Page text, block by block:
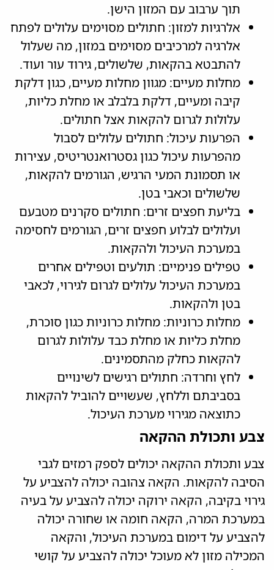
תוך ערבוב עם המזון הישן.
אלרגיות למזון: חתולים מסוימים עלולים לפתח
אלרגיה למרכיבים מסוימים במזון, מה שעלול
להתבטא בהקאות, שלשולים, גירוד עור ועוד.
מחלות מעיים: מגוון מחלות מעיים, כגון דלקת
קיבה ומעיים, דלקת בלבלב או מחלת כליות,
עלולות לגרום להקאות אצל חתולים.
הפרעות עיכול: חתולים עלולים לסבול
מהפרעות עיכול כגון גסטרואנטריטיס, עצירות
או תסמונת המעי הרגיש, הגורמים להקאות,
שלשולים וכאבי בטן.
בליעת חפצים זרים: חתולים סקרנים מטבעם
ועלולים לבלוע חפצים זרים, הגורמים לחסימה
במערכת העיכול ולהקאות.
טפילים פנימיים: תולעים וטפילים אחרים
במערכת העיכול עלולים לגרום לגירוי, לכאבי
בטן ולהקאות.
מחלות כרוניות: מחלות כרוניות כגון סוכרת,
מחלת כליות או מחלת כבד עלולות לגרום
להקאות כחלק מהתסמינים.
לחץ וחרדה: חתולים רגישים לשינויים
בסביבתם וללחץ, שעשויים להוביל להקאות
כתוצאה מגירוי מערכת העיכול.
צבע ותכולת ההקאה
צבע ותכולת ההקאה יכולים לספק רמזים לגבי
הסיבה להקאות. הקאה צהובה יכולה להצביע על
גירוי בקיבה, הקאה ירוקה יכולה להצביע על בעיה
במערכת המרה, הקאה חומה או שחורה יכולה
להצביע על דימום במערכת העיכול, והקאה
המכילה מזון לא מעוכל יכולה להצביע על קושי